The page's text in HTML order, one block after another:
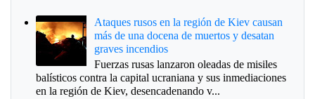
Ataques rusos en la región de Kiev causan
más de una docena de muertos y desatan
graves incendios
Fuerzas rusas lanzaron oleadas de misiles
balísticos contra la capital ucraniana y sus inmediaciones
en la región de Kiev, desencadenando v...